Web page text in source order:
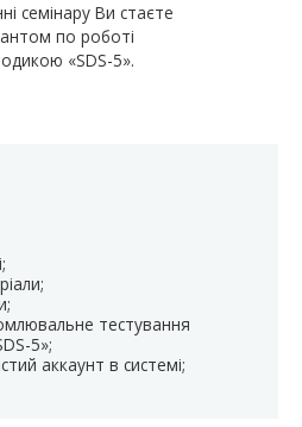
семінару Ви стаєте
по роботі
«SDS-5».
тестування
5»;
аккаунт в системі;